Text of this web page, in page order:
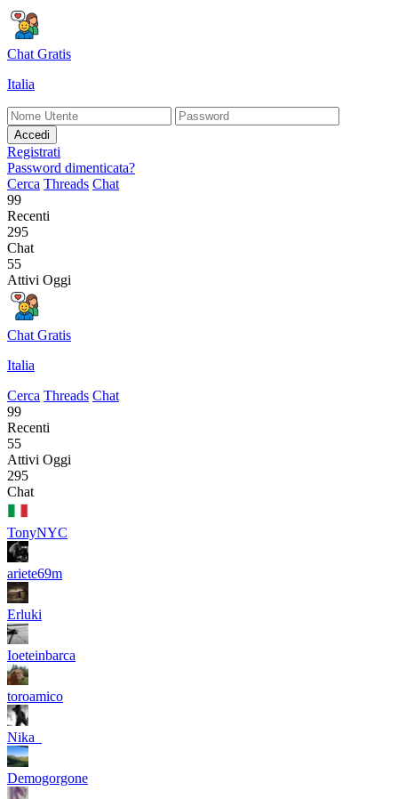
Chat Gratis
Italia
Accedi
Registrati
Password dimenticata?
Cerca Threads Chat
99
Recenti
295
Chat
55
Attivi Oggi
Chat Gratis
Italia
Cerca Threads Chat
99
Recenti
55
Attivi Oggi
295
Chat
TonyNYC
ariete69m
Erluki
Ioeteinbarca
toroamico
Nika_
Demogorgone